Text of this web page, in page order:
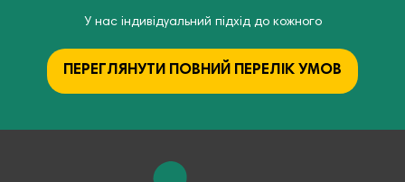
У нас індивідуальний підхід до кожного
ПЕРЕГЛЯНУТИ ПОВНИЙ ПЕРЕЛІК УМОВ